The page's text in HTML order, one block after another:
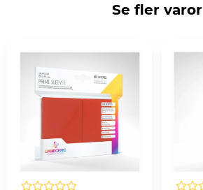
Se fler varor